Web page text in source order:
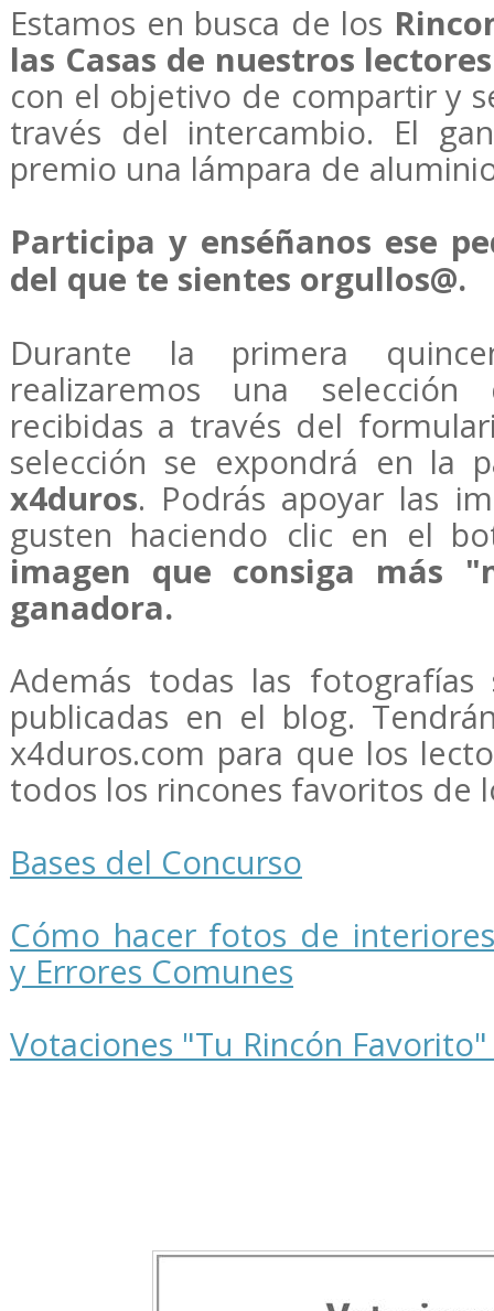
Estamos en busca de los
las Casas de nuestros lectores
con el objetivo de compartir y
través del intercambio. El
premio una lámpara de
Participa y enséñanos ese
del que te sientes orgullos@.
Durante la primera
realizaremos una
recibidas a través del
selección se expondrá en la
x4duros. Podrás apoyar las
gusten haciendo clic en el
imagen que consiga más
ganadora.
Además todas las fotografías
publicadas en el blog.
x4duros.com para que los
todos los rincones favoritos de
Bases del Concurso
Cómo hacer fotos de
y Errores Comunes
Votaciones "Tu Rincón